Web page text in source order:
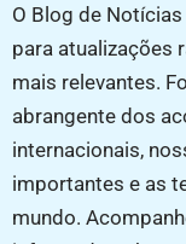
O Blog de
para atualizações
mais relevantes.
abrangente dos
internacionais,
importantes e as
mundo.